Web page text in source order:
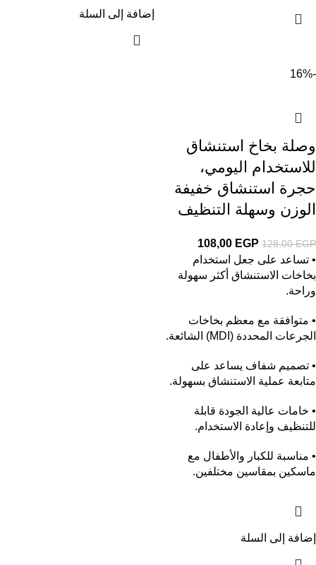
إضافة إلى السلة
-16%
وصلة بخاخ استنشاق
للاستخدام اليومي،
حجرة استنشاق خفيفة
الوزن وسهلة التنظيف
128,00EGP
108,00 EGP
• تساعد على جعل استخدام
بخاخات الاستنشاق أكثر سهولة
وراحة.
• متوافقة مع معظم بخاخات
الجرعات المحددة (MDI) الشائعة.
• تصميم شفاف يساعد على
متابعة عملية الاستنشاق بسهولة.
• خامات عالية الجودة قابلة
للتنظيف وإعادة الاستخدام.
• مناسبة للكبار والأطفال مع
ماسكين بمقاسين مختلفين.
إضافة إلى السلة